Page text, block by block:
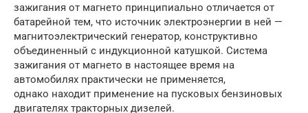
зажигания от магнето принципиально отличается от
батарейной тем, что источник электроэнергии в ней —
магнитоэлектрический генератор, конструктивно
объединенный с индукционной катушкой. Система
зажигания от магнето в настоящее время на
автомобилях практически не применяется,
однако находит применение на пусковых бензиновых
двигателях тракторных дизелей.